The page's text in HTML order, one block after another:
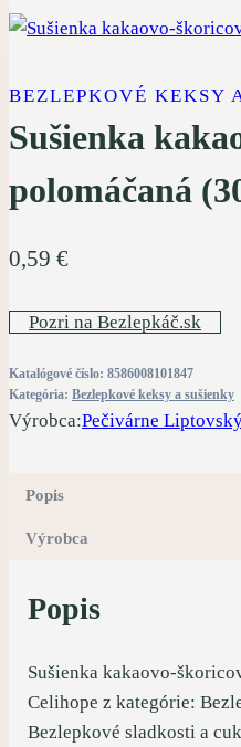
BEZLEPKOVÉ KEKSY
Sušienka
polomáčaná
0,59 €
Pozri na Bezlepkáč.sk
Katalógové číslo: 8586008101847
Kategória: Bezlepkové keksy a sušienky
Výrobca:Pečivárne
Popis
Výrobca
Popis
Sušienka kakaovo-
Celihope z kategórie:
Bezlepkové sladkosti a